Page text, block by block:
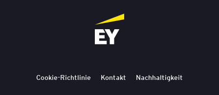
Cookie-Richtlinie Kontakt Nachhaltigkeit